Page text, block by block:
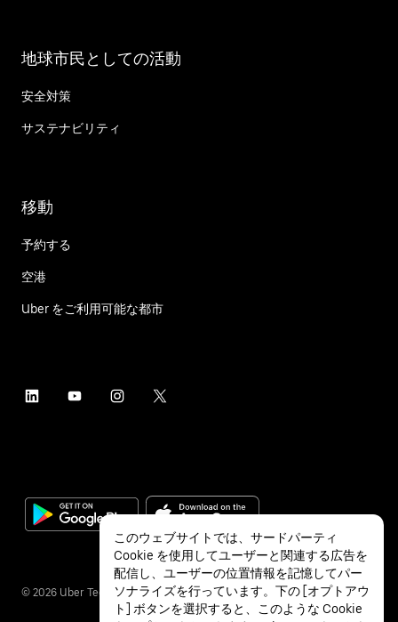
地球市民としての活動
安全対策
サステナビリティ
移動
予約する
空港
Uber をご利用可能な都市
© 2026 Uber Technologies Inc.
このウェブサイトでは、サードパーティ
Cookie を使用してユーザーと関連する広告を
配信し、ユーザーの位置情報を記憶してパー
ソナライズを行っています。下の [オプトアウ
ト] ボタンを選択すると、このような Cookie